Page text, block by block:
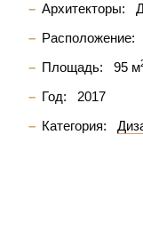
Архитекторы:
Расположение:
Площадь:
95 м
Год:
2017
Категория: